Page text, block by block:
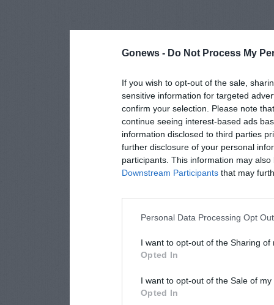
Gonews - Do Not Process My
If you wish to opt-out of the sale,
sensitive information for targeted
confirm your selection. Please note
continue seeing interest-based ads
information disclosed to third parties
further disclosure of your personal
participants. This information may
Downstream Participants that may
Personal Data Processing Opt
I want to opt-out of the Sharing of
Opted In
I want to opt-out of the Sale of
Opted In